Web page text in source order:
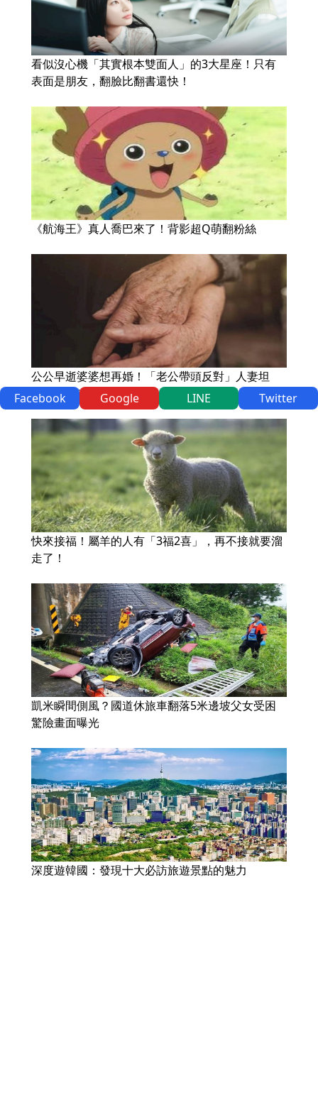
看似沒心機「其實根本雙面人」的3大星座！只有
表面是朋友，翻臉比翻書還快！
《航海王》真人喬巴來了！背影超Q萌翻粉絲
公公早逝婆婆想再婚！「老公帶頭反對」人妻坦
言：家裡有陌生人不舒服
快來接福！屬羊的人有「3福2喜」，再不接就要溜
走了！
凱米瞬間側風？國道休旅車翻落5米邊坡父女受困
驚險畫面曝光
深度遊韓國：發現十大必訪旅遊景點的魅力
Facebook Google LINE Twitter